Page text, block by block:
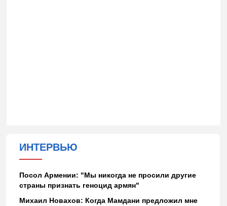
ИНТЕРВЬЮ
Посол Армении: "Мы никогда не просили другие
страны признать геноцид армян"
Михаил Новахов: Когда Мамдани предложил мне